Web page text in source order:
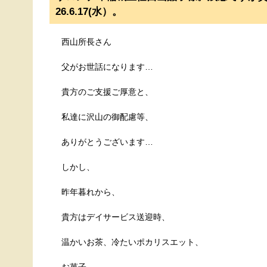
26.6.17(水）。
西山所長さん
父がお世話になります…
貴方のご支援ご厚意と、
私達に沢山の御配慮等、
ありがとうございます…
しかし、
昨年暮れから、
貴方はデイサービス送迎時、
温かいお茶、冷たいポカリスエット、